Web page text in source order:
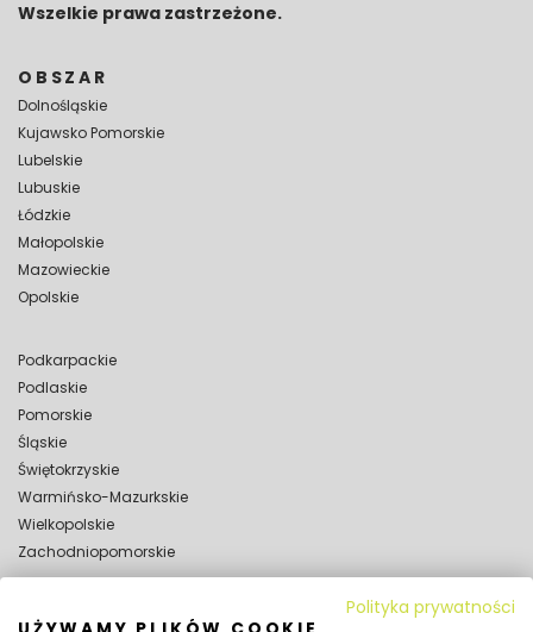
Wszelkie prawa zastrzeżone.
OBSZAR
Dolnośląskie
Kujawsko Pomorskie
Lubelskie
Lubuskie
Łódzkie
Małopolskie
Mazowieckie
Opolskie
Podkarpackie
Podlaskie
Pomorskie
Śląskie
Świętokrzyskie
Warmińsko-Mazurkskie
Wielkopolskie
Zachodniopomorskie
WYNAJEM
Polityka prywatności